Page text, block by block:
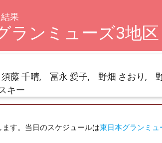
果
ランミューズ3地区
藤 千晴, 冨永 愛子, 野畑 さおり,
キー
す。当日のスケジュールは東日本グランミ